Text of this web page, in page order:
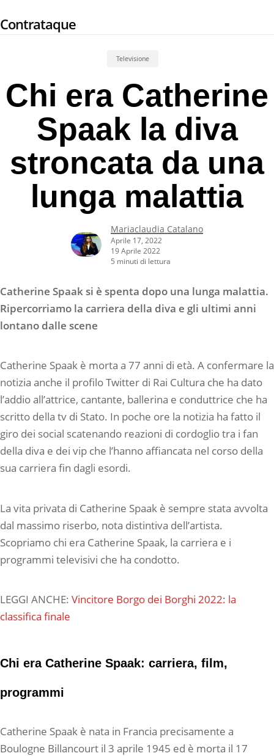
to
Contrataque
Televisione
Chi era Catherine
Spaak la diva
stroncata da una
lunga malattia
Mariaclaudia Catalano
Aprile 17, 2022
19 Aprile 2022
5 minuti di lettura
Catherine Spaak si è spenta dopo una lunga malattia.
Ripercorriamo la carriera della diva e gli ultimi anni
lontano dalle scene
Catherine Spaak è morta a 77 anni di età. A confermare la
notizia anche il profilo Twitter di Rai Cultura che ha dato
l’addio all’attrice, cantante, ballerina e conduttrice che ha
scritto della tv di Stato. In poche ore la notizia ha fatto il
giro dei social scatenando reazioni di cordoglio tra i fan
della diva e dei vip che l’hanno affiancata nel corso della
sua carriera fin dagli esordi.
La vita privata di Catherine Spaak è sempre stata avvolta
dal massimo riserbo, nota distintiva dell’artista.
Scopriamo chi era Catherine Spaak, la carriera e i
programmi televisivi che ha condotto.
LEGGI ANCHE: Vincitore Borgo dei Borghi 2022: la
classifica finale
Chi era Catherine Spaak: carriera, film,
programmi
Catherine Spaak è nata in Francia precisamente a
Boulogne Billancourt il 3 aprile 1945 ed è morta il 17